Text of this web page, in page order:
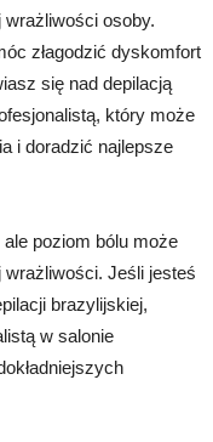
osoby.
złagodzić dyskomfort
się nad depilacją
który może
i doradzić najlepsze
poziom bólu może
Jeśli jesteś
brazylijskiej,
w salonie